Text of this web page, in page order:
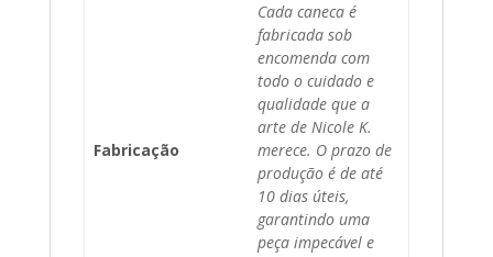
Fabricação
Cada caneca é
fabricada sob
encomenda com
todo o cuidado e
qualidade que a
arte de Nicole K.
merece. O prazo de
produção é de até
10 dias úteis,
garantindo uma
peça impecável e